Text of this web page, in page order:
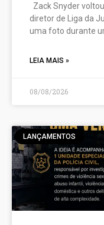
Zack Snyder
diretor de Liga da
uma foto durante
LEIA MAIS »
08/08/2026
LANÇAMENTOS